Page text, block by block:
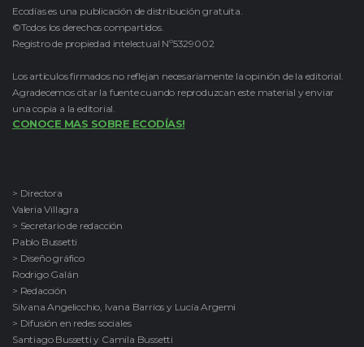
Ecodías es una publicación de distribución gratuita.
©Todos los derechos compartidos.
Registro de propiedad intelectual Nº5329002
Los artículos firmados no reflejan necesariamente la opinión de la editorial.
Agradecemos citar la fuente cuando reproduzcan este material y enviar
una copia a la editorial.
CONOCE MAS SOBRE ECODÍAS!
> Directora
Valeria Villagra
> Secretario de redacción
Pablo Bussetti
> Diseño gráfico
Rodrigo Galán
> Redacción
Silvana Angelicchio, Ivana Barrios y Lucía Argemi
> Difusión en redes sociales
Santiago Bussetti y Camila Bussetti